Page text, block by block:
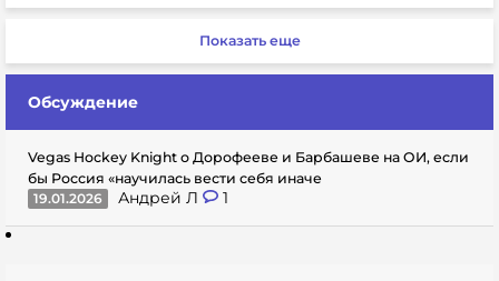
Показать еще
Обсуждение
Vegas Hockey Knight о Дорофееве и Барбашеве на ОИ, если
бы Россия «научилась вести себя иначе
19.01.2026
Андрей Л 1